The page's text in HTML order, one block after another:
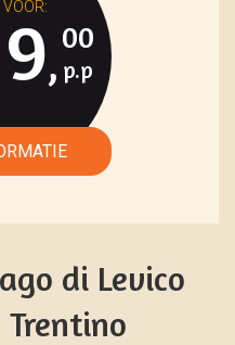
,
00
di Levico